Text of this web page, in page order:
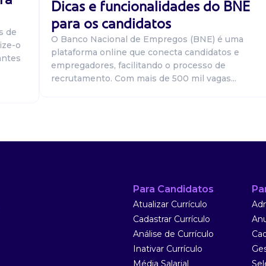
de
o
Dicas e funcionalidades do BNE
para os candidatos
O Banco Nacional de Empregos (BNE) é uma
plataforma online que conecta candidatos e
empregadores, facilitando o processo de
recrutamento. Com mais de 500 mil vagas...
Para Candidatos
Atualizar Currículo
Cadastrar Currículo
Análise de Currículo
Inativar Currículo
Média Salarial